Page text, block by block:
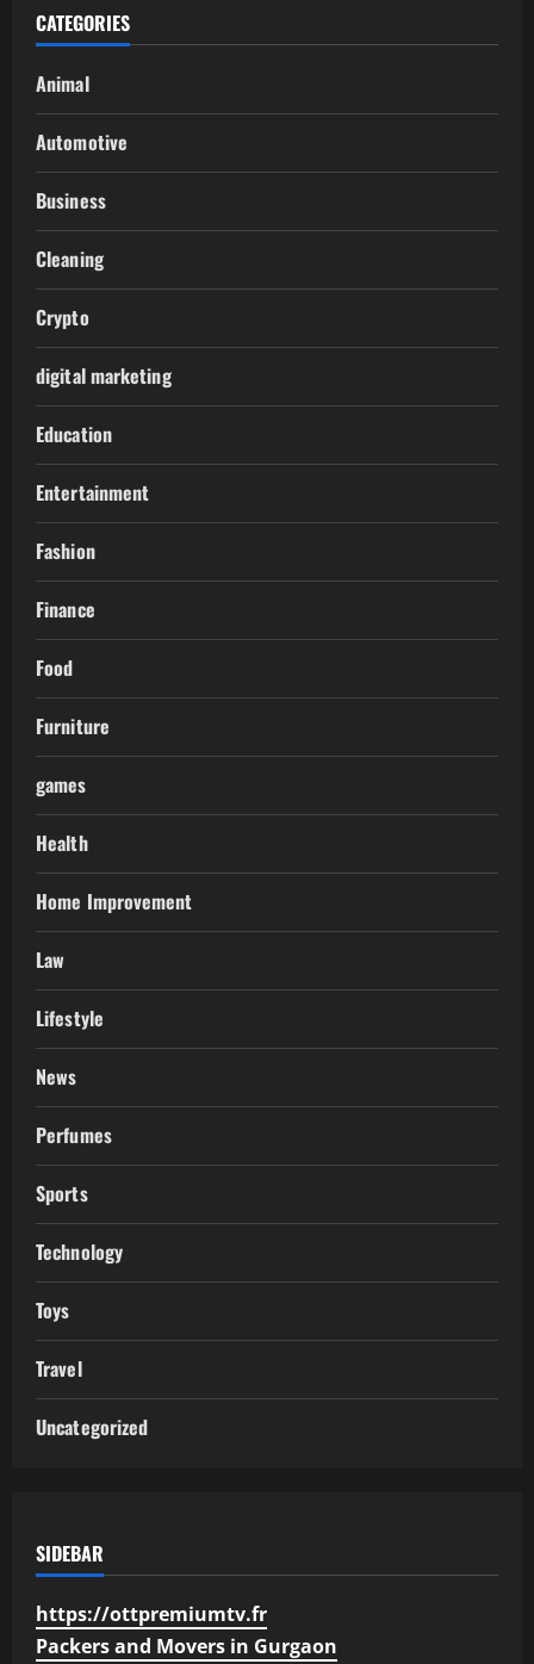
CATEGORIES
Animal
Automotive
Business
Cleaning
Crypto
digital marketing
Education
Entertainment
Fashion
Finance
Food
Furniture
games
Health
Home Improvement
Law
Lifestyle
News
Perfumes
Sports
Technology
Toys
Travel
Uncategorized
SIDEBAR
https://ottpremiumtv.fr
Packers and Movers in Gurgaon